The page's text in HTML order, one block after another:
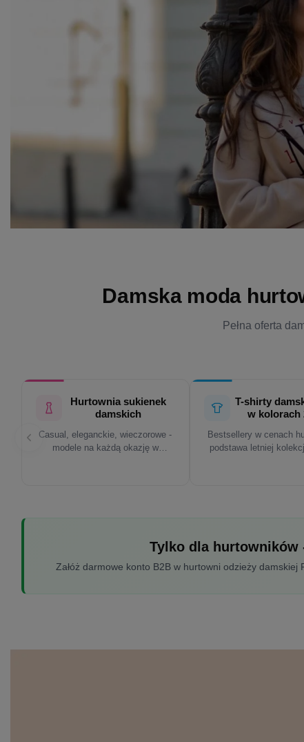
Damska moda
Pełna oferta
Hurtownia sukienek
damskich
Casual, eleganckie, wieczorowe -
modele na każdą okazję w
T-shirty
w kolorach
Bestsellery w cenach
podstawa letniej
Tylko dla hurtowników
Załóż darmowe konto B2B w hurtowni odzieży